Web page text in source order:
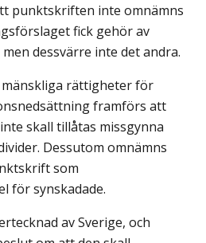
punktskriften inte omnämns
fick gehör av
dessvärre inte det andra.
mänskliga rättigheter för
framförs att
skall tillåtas missgynna
Dessutom omnämns
som
för synskadade.
av Sverige, och